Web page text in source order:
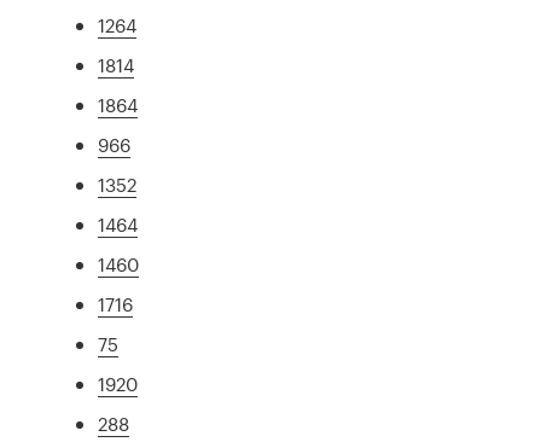
1264
1814
1864
966
1352
1464
1460
1716
75
1920
288